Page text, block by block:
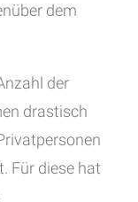
dem
der
drastisch
Für diese hat